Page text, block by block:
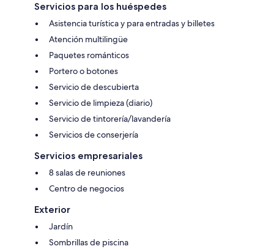
Servicios para los huéspedes
Asistencia turística y para entradas y billetes
Atención multilingüe
Paquetes románticos
Portero o botones
Servicio de descubierta
Servicio de limpieza (diario)
Servicio de tintorería/lavandería
Servicios de conserjería
Servicios empresariales
8 salas de reuniones
Centro de negocios
Exterior
Jardín
Sombrillas de piscina